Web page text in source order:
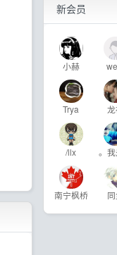
新会员
小赫
Trya
/llx 。
南宁枫桥